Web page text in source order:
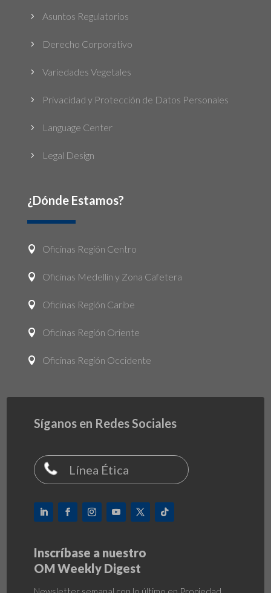
5 Asuntos Regulatorios
5 Derecho Corporativo
5 Variedades Vegetales
5 Privacidad y Protección de Datos Personales
5 Language Center
5 Legal Design
¿Dónde Estamos?
 Oficinas Región Centro
 Oficinas Medellín y Zona Cafetera
 Oficinas Región Caribe
 Oficinas Región Oriente
 Oficinas Región Occidente
Síganos en Redes Sociales
Línea Ética
Inscríbase a nuestro
OM Weekly Digest